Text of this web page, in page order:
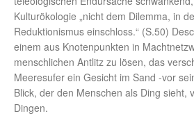
Kulturökologie „nicht dem Dilemma, in
Reduktionismus einschloss.“ (S.50)
einem aus Knotenpunkten in
menschlichen Antlitz zu lösen, das
Meeresufer ein Gesicht im Sand -vor
Blick, der den Menschen als Ding sieht,
Dingen.